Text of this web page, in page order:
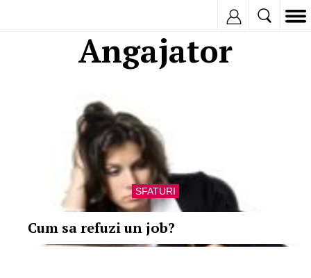
Angajator
SFATURI
Cum sa refuzi un job?